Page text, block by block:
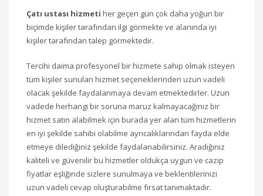
Çatı ustası hizmeti her geçen gün çok daha yoğun bir
biçimde kişiler tarafından ilgi görmekte ve alanında iyi
kişiler tarafından talep görmektedir.
Tercihi daima profesyonel bir hizmete sahip olmak isteyen
tüm kişiler sunulan hizmet seçeneklerinden uzun vadeli
olacak şekilde faydalanmaya devam etmektedirler. Uzun
vadede herhangi bir soruna maruz kalmayacağınız bir
hizmet satın alabilmek için burada yer alan tüm hizmetlerin
en iyi şekilde sahibi olabilme ayrıcalıklarından fayda elde
etmeye dilediğiniz şekilde faydalanabilirsiniz. Aradığınız
kaliteli ve güvenilir bu hizmetler oldukça uygun ve cazip
fiyatlar eşliğinde sizlere sunulmaya ve beklentilerinizi
uzun vadeli cevap oluşturabilme fırsat tanımaktadır.